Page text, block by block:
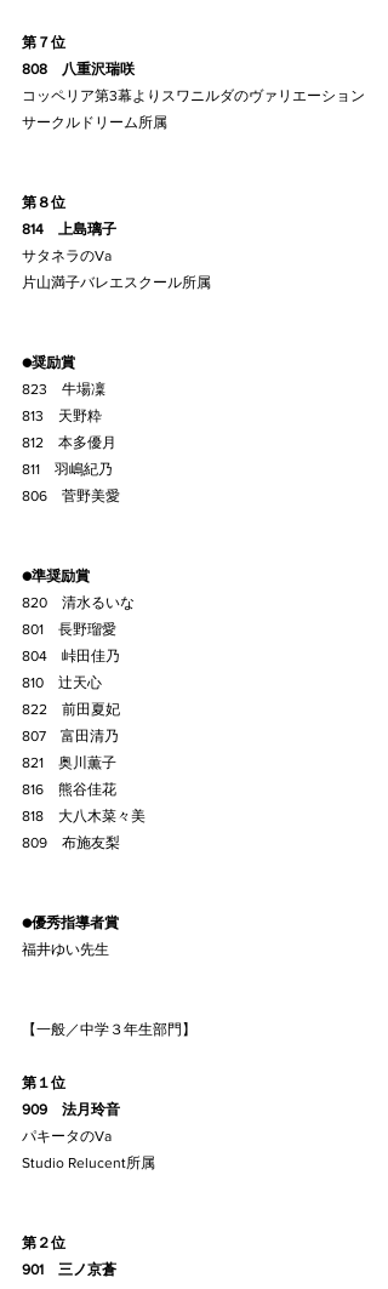
第７位
808    八重沢瑞咲
コッペリア第3幕よりスワニルダのヴァリエーション
サークルドリーム所属
第８位
814    上島璃子
サタネラのVa
片山満子バレエスクール所属
●奨励賞
823    牛場凜
813    天野粋
812    本多優月
811    羽嶋紀乃
806    菅野美愛
●準奨励賞
820    清水るいな
801    長野瑠愛
804    峠田佳乃
810    辻天心
822    前田夏妃
807    富田清乃
821    奥川薫子
816    熊谷佳花
818    大八木菜々美
809    布施友梨
●優秀指導者賞
福井ゆい先生
【一般／中学３年生部門】
第１位
909    法月玲音
パキータのVa
Studio Relucent所属
第２位
901    三ノ京蒼